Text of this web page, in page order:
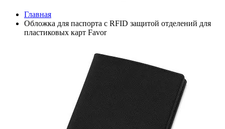
Главная
Обложка для паспорта с RFID защитой отделений для
пластиковых карт Favor